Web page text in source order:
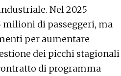
Nel 2025
milioni di passeggeri, ma
per aumentare
dei picchi stagionali
di programma